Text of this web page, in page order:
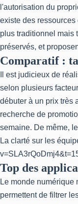
l'autorisation du
existe des
plus traditionnel mais
préservés, et
Comparatif :
Il est judicieux de
selon plusieurs
débuter à un prix très
recherche de
semaine. De même,
La clarté sur les
Top des
Le monde
permettent de filtrer